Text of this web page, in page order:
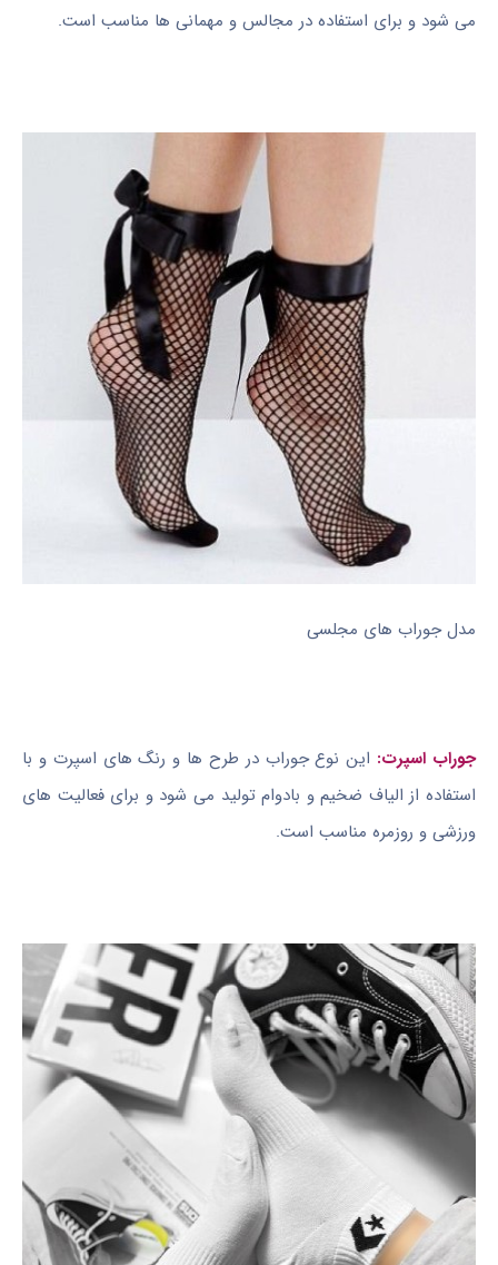
می شود و برای استفاده در مجالس و مهمانی ها مناسب است.
مدل جوراب های مجلسی
جوراب اسپرت: این نوع جوراب در طرح ها و رنگ های اسپرت و با
استفاده از الیاف ضخیم و بادوام تولید می شود و برای فعالیت های
ورزشی و روزمره مناسب است.